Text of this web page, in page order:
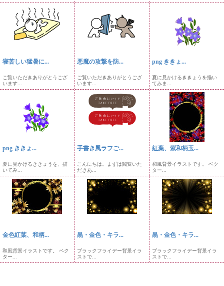
寝苦しい猛暑に...
ご覧いただきありがとうござ
います...
悪魔の攻撃を防...
ご覧いただきありがとうござ
います...
png ききょ...
夏に見かけるききょうを描い
てみま...
png ききょ...
夏に見かけるききょうを、描
いてみ...
手書き風ラフご...
こんにちは。まずは閲覧いた
だきあ...
紅葉、紫和柄玉...
和風背景イラストです。 ベク
ター...
金色紅葉、和柄...
和風背景イラストです。 ベク
ター...
黒・金色・キラ...
ブラックフライデー背景イラ
ストで...
黒・金色・キラ...
ブラックフライデー背景イラ
ストで...